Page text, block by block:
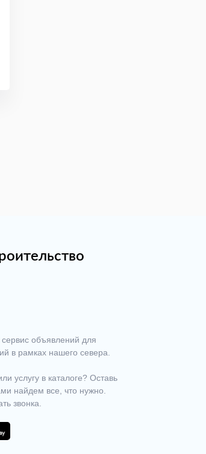
объявлений для
в рамках нашего севера.
услугу в каталоге? Оставь
найдем все, что нужно.
звонка.